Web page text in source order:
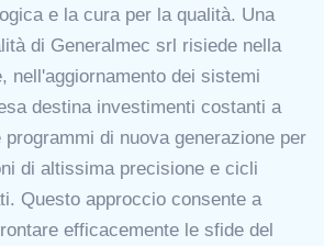
e la cura per la qualità. Una
di Generalmec srl risiede nella
nell'aggiornamento dei sistemi
destina investimenti costanti a
di nuova generazione per
di altissima precisione e cicli
Questo approccio consente a
efficacemente le sfide del